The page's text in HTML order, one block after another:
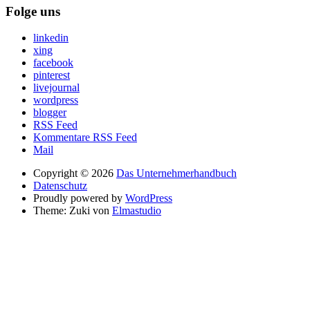
Folge uns
linkedin
xing
facebook
pinterest
livejournal
wordpress
blogger
RSS Feed
Kommentare RSS Feed
Mail
Copyright © 2026 Das Unternehmerhandbuch
Datenschutz
Proudly powered by WordPress
Theme: Zuki von Elmastudio